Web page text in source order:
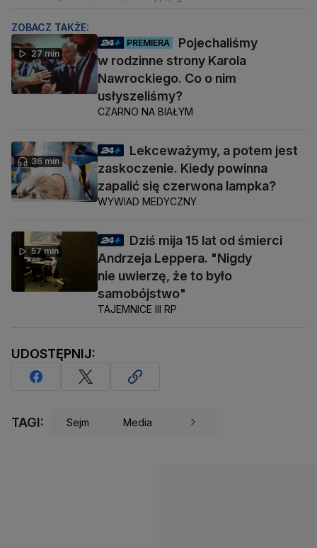
ZOBACZ TAKŻE:
27 min
PREMIERA
Pojechaliśmy
w rodzinne strony Karola
Nawrockiego. Co o nim
usłyszeliśmy?
CZARNO NA BIAŁYM
36 min
Lekceważymy, a potem jest
zaskoczenie. Kiedy powinna
zapalić się czerwona lampka?
WYWIAD MEDYCZNY
57 min
Dziś mija 15 lat od śmierci
Andrzeja Leppera. "Nigdy
nie uwierzę, że to było
samobójstwo"
TAJEMNICE III RP
UDOSTĘPNIJ:
TAGI: Sejm Media